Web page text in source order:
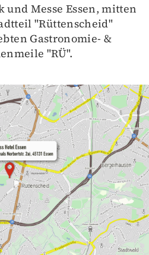
und Messe Essen, mitten
"Rüttenscheid"
Gastronomie- &
"RÜ".